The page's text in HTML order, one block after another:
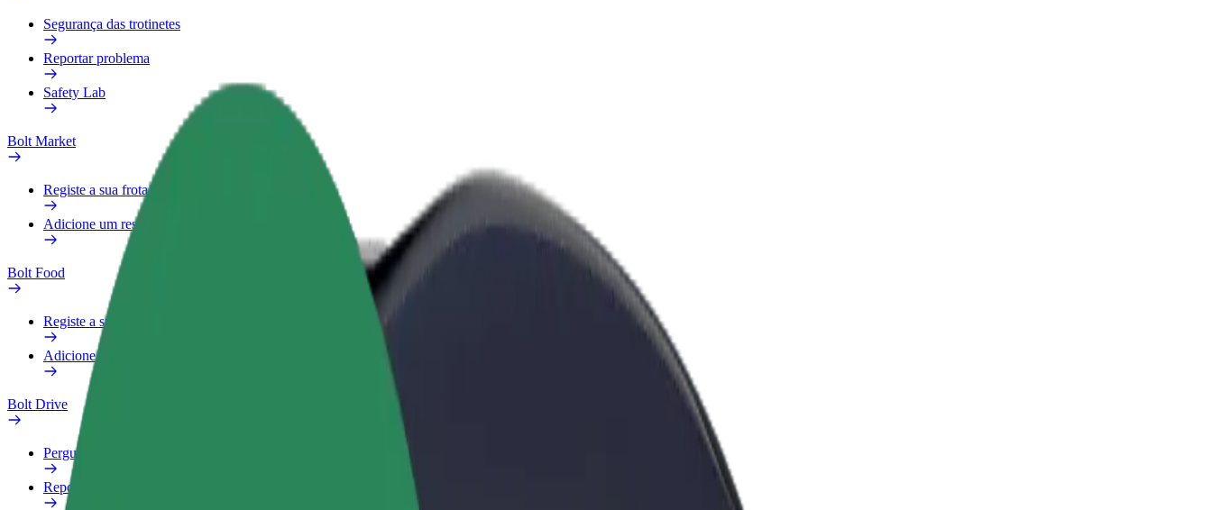
Segurança das trotinetes
Reportar problema
Safety Lab
Bolt Market
Registe a sua frota
Adicione um restaurante ou loja
Bolt Food
Registe a sua frota
Adicione um restaurante ou loja
Bolt Drive
Perguntas Frequentes
Reportar um veículo